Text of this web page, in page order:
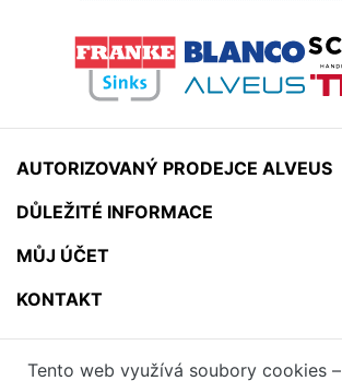
AUTORIZOVANÝ PRODEJCE ALVEUS
DŮLEŽITÉ INFORMACE
MŮJ ÚČET
KONTAKT
Tento web využívá soubory cookies –